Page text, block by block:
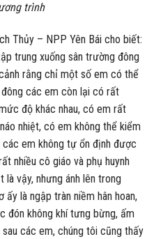
trình
Thủy – NPP Yên Bái cho biết:
trung xuống sân trường đông
rằng chỉ một số em có thể
các em còn lại có rất
độ khác nhau, có em rất
nhiệt, có em không thể kiểm
em không tự ổn định được
nhiều cô giáo và phụ huynh
là vậy, nhưng ánh lên trong
ấy là ngập tràn niềm hân hoan,
đón không khí tưng bừng, ấm
các em, chúng tôi cũng thấy